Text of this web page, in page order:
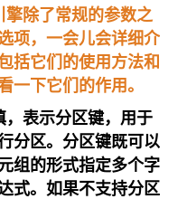
除了常规的参数之
项，一会儿会详细介
括它们的使用方法和
一下它们的作用。
表示分区键，用于
分区。分区键既可以
组的形式指定多个字
式。如果不支持分区